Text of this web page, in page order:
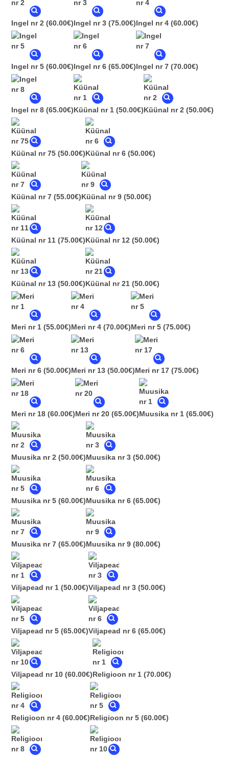
Ingel nr 2 (60.00€)Ingel nr 3 (75.00€)Ingel nr 4 (60.00€)
Ingel nr 5 (60.00€)Ingel nr 6 (65.00€)Ingel nr 7 (70.00€)
Ingel nr 8 (65.00€)Küünal nr 1 (50.00€)Küünal nr 2 (50.00€)
Küünal nr 75 (50.00€)Küünal nr 6 (50.00€)
Küünal nr 7 (55.00€)Küünal nr 9 (50.00€)
Küünal nr 11 (75.00€)Küünal nr 12 (50.00€)
Küünal nr 13 (50.00€)Küünal nr 21 (50.00€)
Meri nr 1 (55.00€)Meri nr 4 (70.00€)Meri nr 5 (75.00€)
Meri nr 6 (50.00€)Meri nr 13 (50.00€)Meri nr 17 (75.00€)
Meri nr 18 (60.00€)Meri nr 20 (65.00€)Muusika nr 1 (65.00€)
Muusika nr 2 (50.00€)Muusika nr 3 (50.00€)
Muusika nr 5 (60.00€)Muusika nr 6 (65.00€)
Muusika nr 7 (65.00€)Muusika nr 9 (80.00€)
Viljapead nr 1 (50.00€)Viljapead nr 3 (50.00€)
Viljapead nr 5 (65.00€)Viljapead nr 6 (65.00€)
Viljapead nr 10 (60.00€)Religioon nr 1 (70.00€)
Religioon nr 4 (60.00€)Religioon nr 5 (60.00€)